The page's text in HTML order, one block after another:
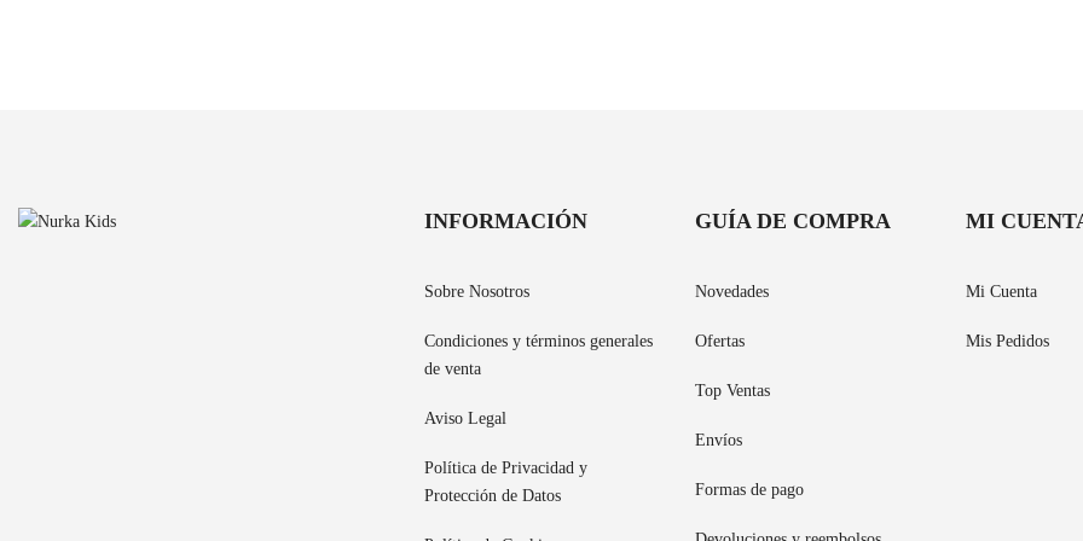
INFORMACIÓN
Sobre Nosotros
Condiciones y términos generales
de venta
Aviso Legal
Política de Privacidad y
Protección de Datos
GUÍA DE COMPRA
Novedades
Ofertas
Top Ventas
Envíos
Formas de pago
MI
Mi Cuenta
Mis Pedidos